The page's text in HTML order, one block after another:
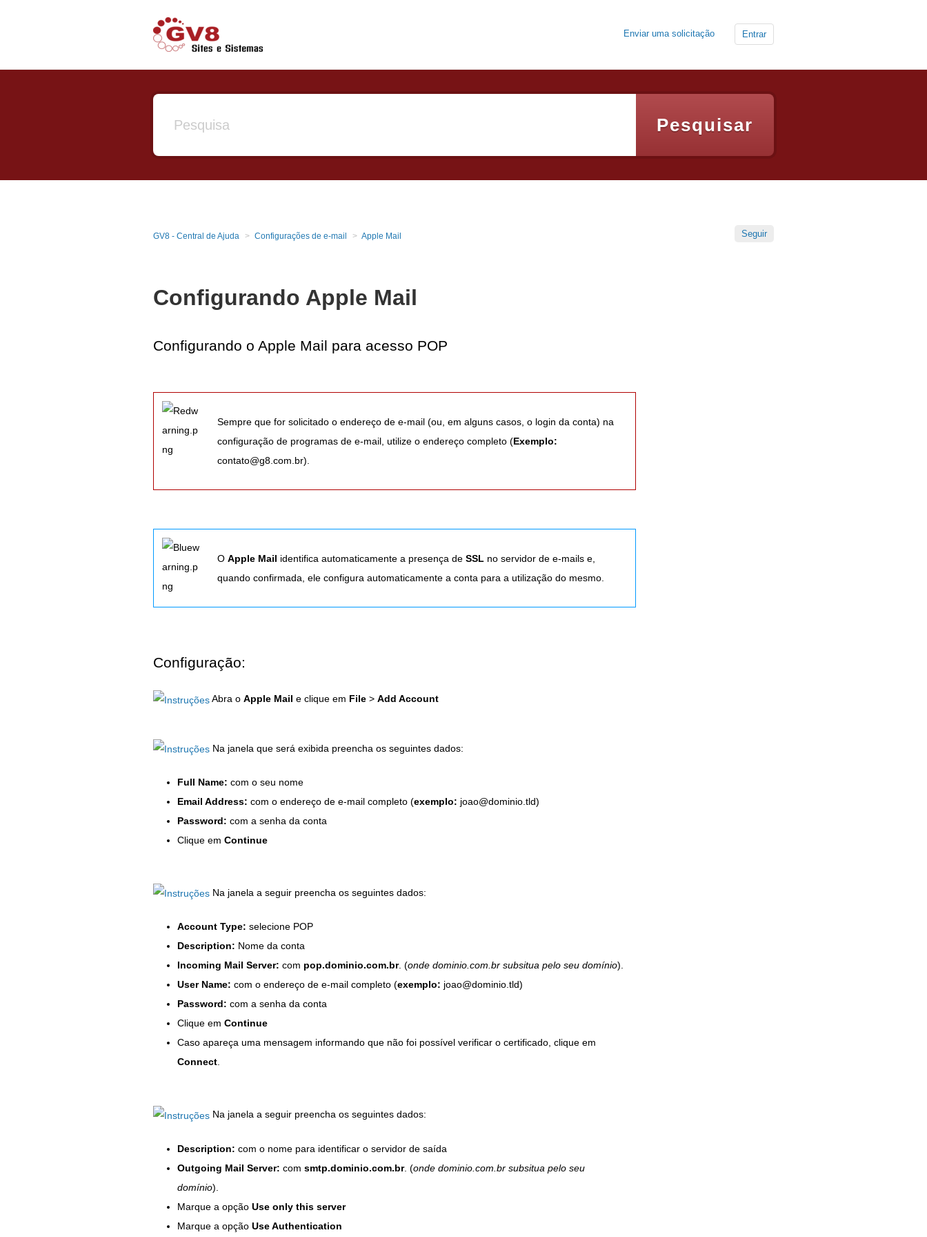
Enviar uma solicitação Entrar
GV8 - Central de Ajuda Configurações de e-mail Apple Mail Seguir
Configurando Apple Mail
Configurando o Apple Mail para acesso POP
Sempre que for solicitado o endereço de e-mail (ou, em alguns casos, o login da conta) na
configuração de programas de e-mail, utilize o endereço completo (Exemplo:
contato@g8.com.br).
O Apple Mail identifica automaticamente a presença de SSL no servidor de e-mails e,
quando confirmada, ele configura automaticamente a conta para a utilização do mesmo.
Configuração:
Abra o Apple Mail e clique em File > Add Account
Na janela que será exibida preencha os seguintes dados:
Full Name: com o seu nome
Email Address: com o endereço de e-mail completo (exemplo: joao@dominio.tld)
Password: com a senha da conta
Clique em Continue
Na janela a seguir preencha os seguintes dados:
Account Type: selecione POP
Description: Nome da conta
Incoming Mail Server: com pop.dominio.com.br. (onde dominio.com.br subsitua pelo seu domínio).
User Name: com o endereço de e-mail completo (exemplo: joao@dominio.tld)
Password: com a senha da conta
Clique em Continue
Caso apareça uma mensagem informando que não foi possível verificar o certificado, clique em
Connect.
Na janela a seguir preencha os seguintes dados:
Description: com o nome para identificar o servidor de saída
Outgoing Mail Server: com smtp.dominio.com.br. (onde dominio.com.br subsitua pelo seu
domínio).
Marque a opção Use only this server
Marque a opção Use Authentication